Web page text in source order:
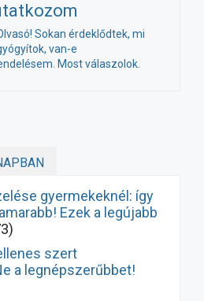
Sokan érdeklődtek, mi
van-e
Most válaszolok.
gyermekeknél: így
Ezek a legújabb
szert
a legnépszerűbbet!